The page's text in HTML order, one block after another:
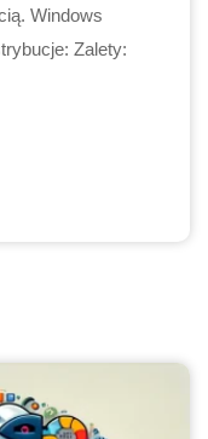
Windows
Zalety: